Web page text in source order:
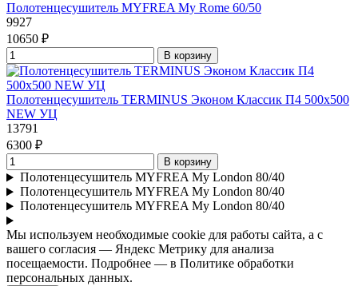
Полотенцесушитель MYFREA My Rome 60/50
9927
10650 ₽
В корзину
Полотенцесушитель TERMINUS Эконом Классик П4 500х500
NEW УЦ
13791
6300 ₽
В корзину
Полотенцесушитель MYFREA My London 80/40
Полотенцесушитель MYFREA My London 80/40
Полотенцесушитель MYFREA My London 80/40
Мы используем необходимые cookie для работы сайта, а с
вашего согласия — Яндекс Метрику для анализа
посещаемости. Подробнее — в Политике обработки
персональных данных.